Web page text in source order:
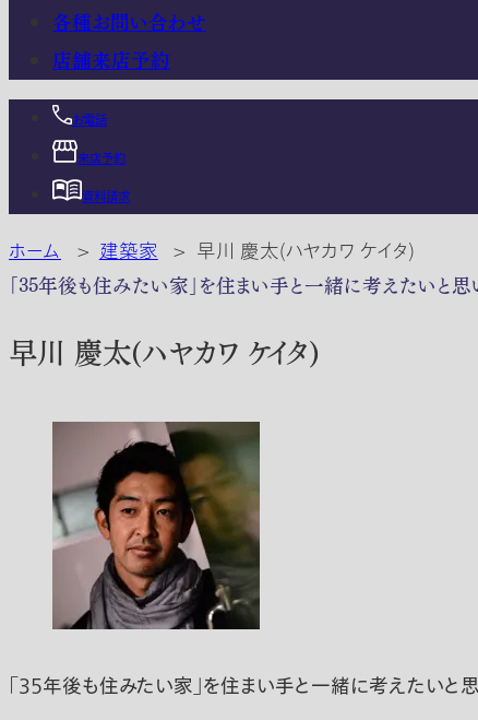
各種お問い合わせ
店舗来店予約
お電話
来店予約
資料請求
ホーム > 建築家 > 早川 慶太(ハヤカワ ケイタ)
｢35年後も住みたい家」を住まい手と一緒に考えたいと思
早川 慶太(ハヤカワ ケイタ)
｢35年後も住みたい家」を住まい手と一緒に考えたいと思